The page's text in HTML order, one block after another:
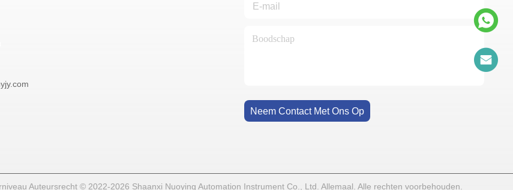
Neem Contact Met Ons Op
Auteursrecht © 2022-2026 Shaanxi Nuoying Automation Instrument Co., Ltd. Allemaal. Alle rechten voorbehouden.